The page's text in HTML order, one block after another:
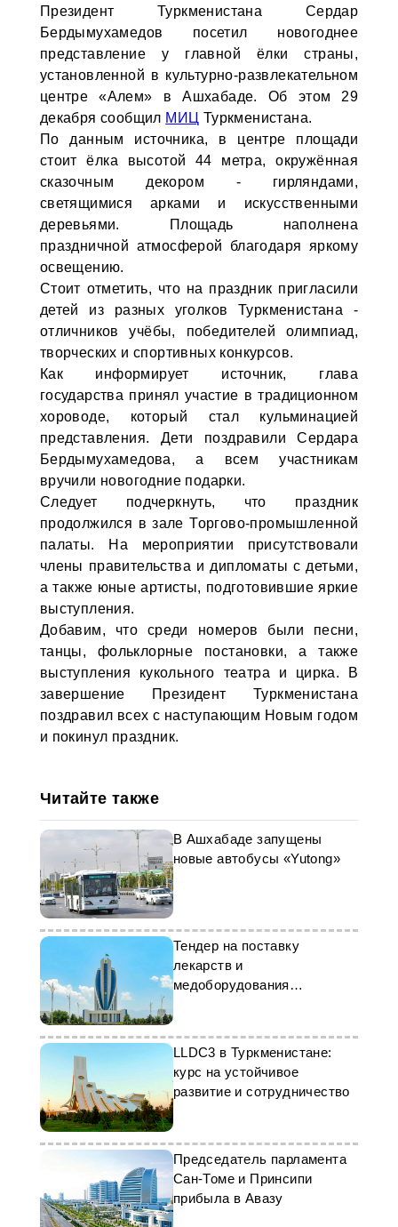
Президент Туркменистана Сердар
Бердымухамедов посетил новогоднее
представление у главной ёлки страны,
установленной в культурно-развлекательном
центре «Алем» в Ашхабаде. Об этом 29
декабря сообщил МИЦ Туркменистана.
По данным источника, в центре площади
стоит ёлка высотой 44 метра, окружённая
сказочным декором - гирляндами,
светящимися арками и искусственными
деревьями. Площадь наполнена
праздничной атмосферой благодаря яркому
освещению.
Стоит отметить, что на праздник пригласили
детей из разных уголков Туркменистана -
отличников учёбы, победителей олимпиад,
творческих и спортивных конкурсов.
Как информирует источник, глава
государства принял участие в традиционном
хороводе, который стал кульминацией
представления. Дети поздравили Сердара
Бердымухамедова, а всем участникам
вручили новогодние подарки.
Следует подчеркнуть, что праздник
продолжился в зале Торгово-промышленной
палаты. На мероприятии присутствовали
члены правительства и дипломаты с детьми,
а также юные артисты, подготовившие яркие
выступления.
Добавим, что среди номеров были песни,
танцы, фольклорные постановки, а также
выступления кукольного театра и цирка. В
завершение Президент Туркменистана
поздравил всех с наступающим Новым годом
и покинул праздник.
Читайте также
В Ашхабаде запущены
новые автобусы «Yutong»
Тендер на поставку
лекарств и
медоборудования
LLDC3 в Туркменистане:
курс на устойчивое
развитие и сотрудничество
Председатель парламента
Сан-Томе и Принсипи
прибыла в Авазу